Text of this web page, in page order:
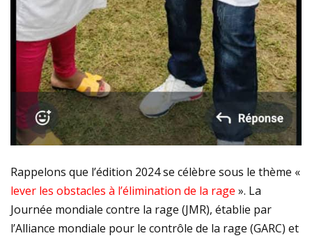
Rappelons que l’édition 2024 se célèbre sous le thème «
lever les obstacles à l’élimination de la rage ». La
Journée mondiale contre la rage (JMR), établie par
l’Alliance mondiale pour le contrôle de la rage (GARC) et